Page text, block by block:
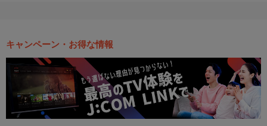
キャンペーン・お得な情報